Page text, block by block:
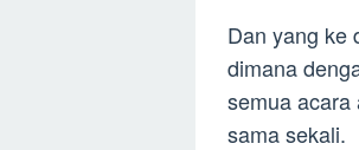
Dan yang ke
dimana
semua acara
sama sekali.